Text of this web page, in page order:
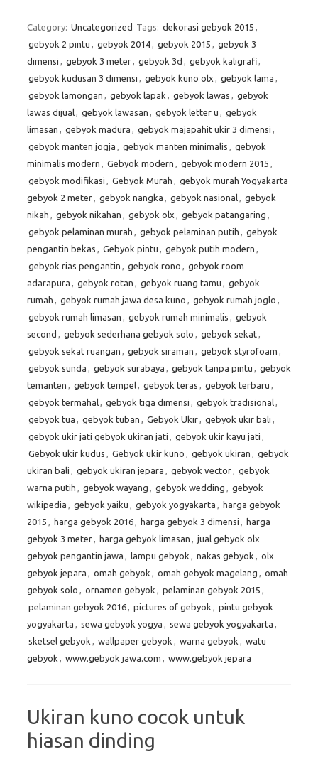
Category: Uncategorized Tags: dekorasi gebyok 2015 ,
gebyok 2 pintu , gebyok 2014, gebyok 2015 , gebyok 3
dimensi , gebyok 3 meter, gebyok 3d , gebyok kaligrafi,
gebyok kudusan 3 dimensi , gebyok kuno olx , gebyok lama ,
gebyok lamongan , gebyok lapak , gebyok lawas , gebyok
lawas dijual, gebyok lawasan , gebyok letter u , gebyok
limasan , gebyok madura , gebyok majapahit ukir 3 dimensi ,
gebyok manten jogja , gebyok manten minimalis , gebyok
minimalis modern , Gebyok modern , gebyok modern 2015 ,
gebyok modifikasi , Gebyok Murah , gebyok murah Yogyakarta
gebyok 2 meter, gebyok nangka , gebyok nasional, gebyok
nikah , gebyok nikahan , gebyok olx , gebyok patangaring ,
gebyok pelaminan murah , gebyok pelaminan putih , gebyok
pengantin bekas , Gebyok pintu , gebyok putih modern ,
gebyok rias pengantin , gebyok rono , gebyok room
adarapura , gebyok rotan , gebyok ruang tamu , gebyok
rumah , gebyok rumah jawa desa kuno , gebyok rumah joglo ,
gebyok rumah limasan , gebyok rumah minimalis , gebyok
second , gebyok sederhana gebyok solo , gebyok sekat,
gebyok sekat ruangan , gebyok siraman , gebyok styrofoam ,
gebyok sunda , gebyok surabaya , gebyok tanpa pintu , gebyok
temanten , gebyok tempel, gebyok teras , gebyok terbaru ,
gebyok termahal, gebyok tiga dimensi , gebyok tradisional,
gebyok tua , gebyok tuban , Gebyok Ukir, gebyok ukir bali ,
gebyok ukir jati gebyok ukiran jati , gebyok ukir kayu jati ,
Gebyok ukir kudus , Gebyok ukir kuno , gebyok ukiran , gebyok
ukiran bali , gebyok ukiran jepara , gebyok vector, gebyok
warna putih , gebyok wayang , gebyok wedding , gebyok
wikipedia , gebyok yaiku , gebyok yogyakarta , harga gebyok
2015 , harga gebyok 2016, harga gebyok 3 dimensi , harga
gebyok 3 meter, harga gebyok limasan , jual gebyok olx
gebyok pengantin jawa , lampu gebyok , nakas gebyok , olx
gebyok jepara , omah gebyok , omah gebyok magelang , omah
gebyok solo , ornamen gebyok , pelaminan gebyok 2015 ,
pelaminan gebyok 2016, pictures of gebyok , pintu gebyok
yogyakarta , sewa gebyok yogya , sewa gebyok yogyakarta ,
sketsel gebyok , wallpaper gebyok , warna gebyok , watu
gebyok , www.gebyok jawa.com , www.gebyok jepara
Ukiran kuno cocok untuk
hiasan dinding